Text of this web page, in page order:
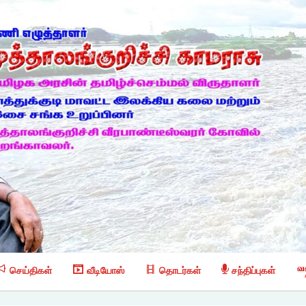
செய்திகள் வீடியோஸ் தொடர்கள் சந்திப்புகள்